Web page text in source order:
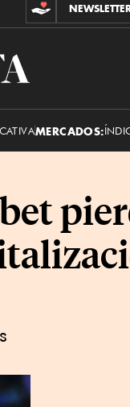
CONTRIBUCIONES
MERCADOS: